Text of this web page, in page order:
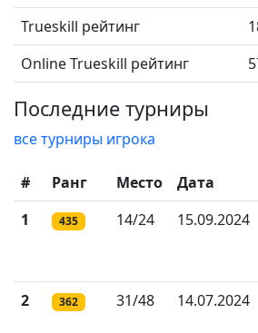
Trueskill рейтинг
Online Trueskill рейтинг
Последние турниры
все турниры игрока
# Ранг Место Дата
1
435 14/24 15.09.2024
2
362 31/48 14.07.2024